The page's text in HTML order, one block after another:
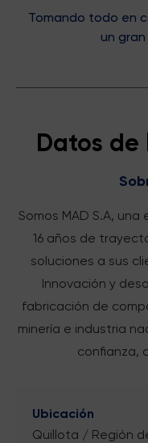
Tomando todo en
un
Datos de
Somos MAD S.A,
16 años de
soluciones a sus
Innovación y
fabricación de
minería e industria
confianza,
Ubicación
Quillota / Región